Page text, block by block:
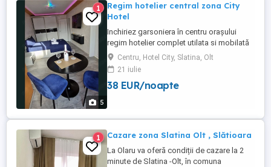
5
1
Regim hotelier central zona City
Hotel
Inchiriez garsoniera în centru orașului
regim hotelier complet utilata si mobilată
în spate la City Hotel Locatie deosebita,
unica 5 stele creat pt cei ce apreciază
confortul și stilul desăvârșit. Locatia are o
suprafata de 35mp open space, se afla la
Centru, Hotel City, Slatina, Olt
21 iulie
38 EUR/noapte
1 Cazare zona Slatina Olt , Slătioara
La Olaru va oferă condiții de cazare la 2
minute de Slatina -Olt, în comuna